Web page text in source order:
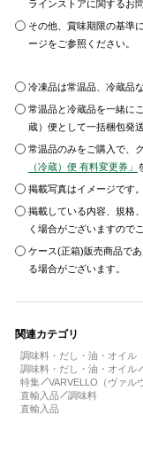
ラインストアに関するお
その他、賞味期限の基準
ージをご参照ください。
冷凍品は常温品、冷蔵品
常温品と冷蔵品を一緒に
蔵）便として一括梱包発
常温品のみをご購入で、
（冷蔵）便 有料変更券」
掲載写真はイメージです。
掲載している内容、規格
く場合がございますので
ケース(正箱)販売商品で
る場合がございます。
関連カテゴリ
調味料・だし・油・オイル
調味料・だし・油・オイル
特集
VARVELLO（ヴァル
直輸入品
調味料
直輸入品